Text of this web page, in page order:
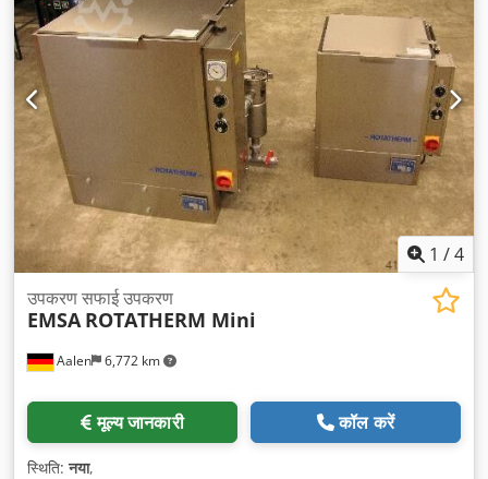
1 /4
Aalen 6,772 km
उपकरण सफाई उपकरण
EMSA ROTATHERM Mini
मूल्य जानकारी कॉल करें
स्थिति:नया,